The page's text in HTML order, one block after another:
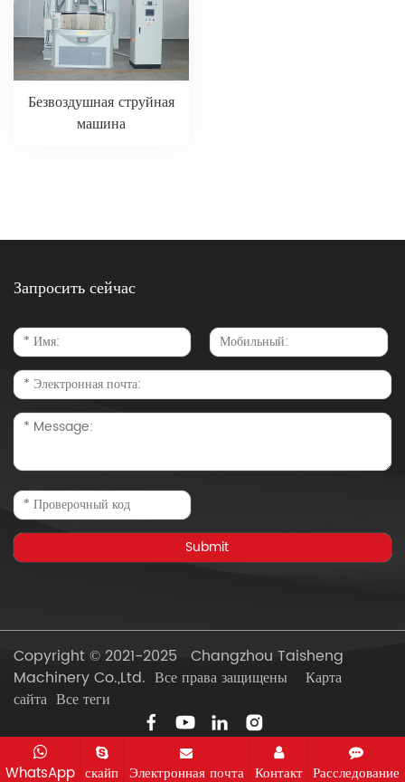
Безвоздушная струйная
машина
Запросить сейчас
Copyright © 2021-2025 Changzhou Taisheng
Machinery Co.,Ltd. Все права защищены Карта
сайта Все теги
WhatsApp скайп Электронная почта Контакт Расследование